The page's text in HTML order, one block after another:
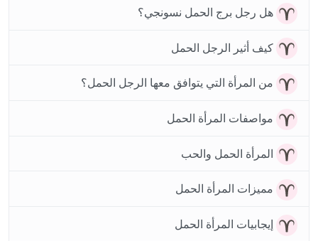
هل رجل برج الحمل نسونجي؟
كيف أثير الرجل الحمل
من المرأة التي يتوافق معها الرجل الحمل؟
مواصفات المرأة الحمل
المرأة الحمل والحب
مميزات المرأة الحمل
إيجابيات المرأة الحمل